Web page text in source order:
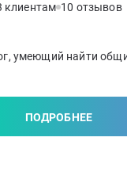
клиентам 10 отзывов
умеющий найти
ПОДРОБНЕЕ